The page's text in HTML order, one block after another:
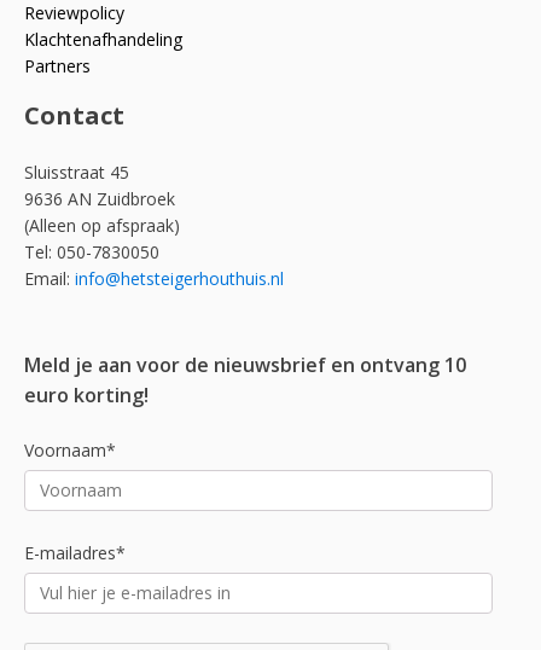
Reviewpolicy
Klachtenafhandeling
Partners
Contact
Sluisstraat 45
9636 AN Zuidbroek
(Alleen op afspraak)
Tel: 050-7830050
Email: info@hetsteigerhouthuis.nl
Meld je aan voor de nieuwsbrief en ontvang 10
euro korting!
Voornaam*
E-mailadres*